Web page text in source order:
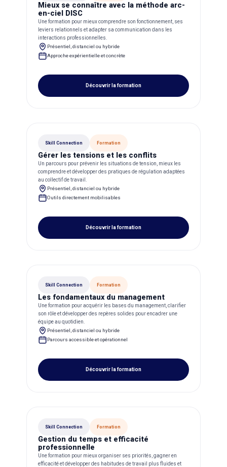
Mieux se connaître avec la méthode arc-
en-ciel DISC
Une formation pour mieux comprendre son fonctionnement, ses
leviers relationnels et adapter sa communication dans les
interactions professionnelles.
Présentiel, distanciel ou hybride
Approche expérientielle et concrète
Découvrir la formation
Skill Connection Formation
Gérer les tensions et les conflits
Un parcours pour prévenir les situations de tension, mieux les
comprendre et développer des pratiques de régulation adaptées
au collectif de travail.
Présentiel, distanciel ou hybride
Outils directement mobilisables
Découvrir la formation
Skill Connection Formation
Les fondamentaux du management
Une formation pour acquérir les bases du management, clarifier
son rôle et développer des repères solides pour encadrer une
équipe au quotidien.
Présentiel, distanciel ou hybride
Parcours accessible et opérationnel
Découvrir la formation
Skill Connection Formation
Gestion du temps et efficacité
professionnelle
Une formation pour mieux organiser ses priorités, gagner en
efficacité et développer des habitudes de travail plus fluides et